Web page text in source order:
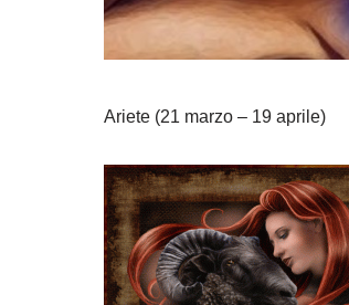
Ariete (21 marzo – 19 aprile)